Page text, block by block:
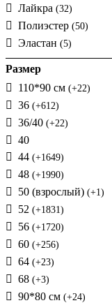
Лайкра (32)
Полиэстер (50)
Эластан (5)
Размер
110*90 см (+22)
36 (+612)
36/40 (+22)
40
44 (+1649)
48 (+1990)
50 (взрослый) (+1)
52 (+1831)
56 (+1720)
60 (+256)
64 (+23)
68 (+3)
90*80 см (+24)